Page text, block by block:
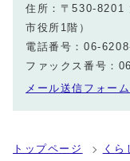
住所：〒530-8201
市役所1階）
電話番号：06-
ファックス番号：
メール送信フォーム
トップページ くら